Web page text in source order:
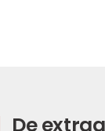
De